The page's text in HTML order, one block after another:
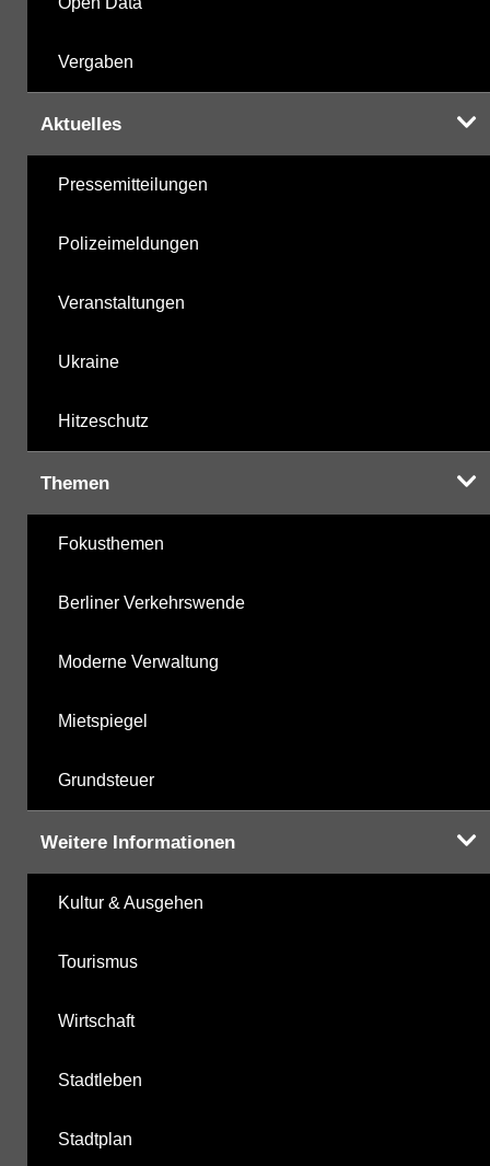
Vergaben
Aktuelles
Pressemitteilungen
Polizeimeldungen
Veranstaltungen
Ukraine
Hitzeschutz
Themen
Fokusthemen
Berliner Verkehrswende
Moderne Verwaltung
Mietspiegel
Grundsteuer
Weitere Informationen
Kultur & Ausgehen
Tourismus
Wirtschaft
Stadtleben
Stadtplan